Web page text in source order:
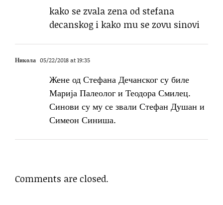
kako se zvala zena od stefana
decanskog i kako mu se zovu sinovi
Никола 05/22/2018 at 19:35
Жене од Стефана Дечанског су биле
Марија Палеолог и Теодора Смилец.
Синови су му се звали Стефан Душан и
Симеон Синиша.
Comments are closed.